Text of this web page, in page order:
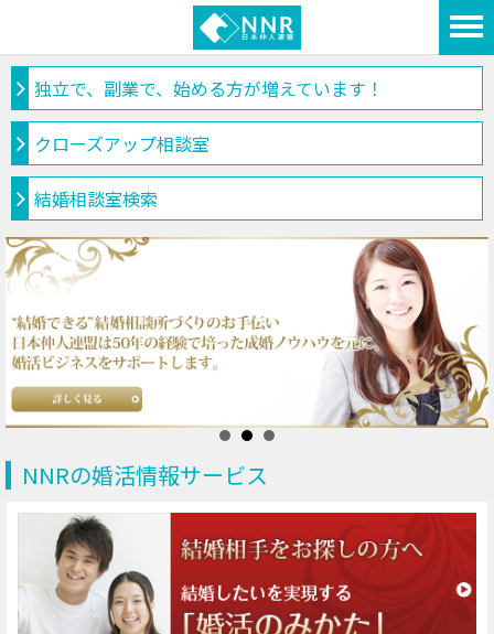
独立で、副業で、始める方が増えています！
クローズアップ相談室
結婚相談室検索
NNRの婚活情報サービス